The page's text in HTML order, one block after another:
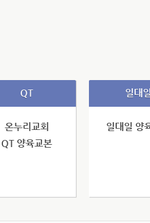
QT
온누리교회
QT 양육교본
일대일
일대일 양